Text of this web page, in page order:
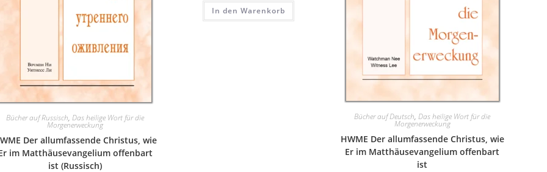
Bücher auf Russisch,Das heilige Wort für die
Morgenerweckung
Der allumfassende Christus, wie
im Matthäusevangelium offenbart
ist (Russisch)
In den Warenkorb
Bücher auf Deutsch,Das heilige Wort für die
Morgenerweckung
HWME Der allumfassende Christus, wie
Er im Matthäusevangelium offenbart
ist